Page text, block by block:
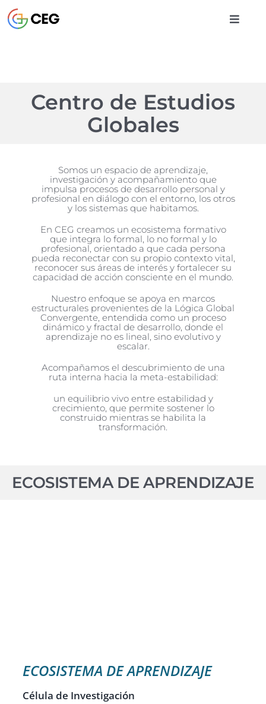
al
contenido
Toggle
CURSOS
CONTACTO
ENTRAR
Centro de Estudios
Globales
Somos un espacio de aprendizaje,
investigación y acompañamiento que
impulsa procesos de desarrollo personal y
profesional en diálogo con el entorno, los otros
y los sistemas que habitamos.
En CEG creamos un ecosistema formativo
que integra lo formal, lo no formal y lo
profesional, orientado a que cada persona
pueda reconectar con su propio contexto vital,
reconocer sus áreas de interés y fortalecer su
capacidad de acción consciente en el mundo.
Nuestro enfoque se apoya en marcos
estructurales provenientes de la Lógica Global
Convergente, entendida como un proceso
dinámico y fractal de desarrollo, donde el
aprendizaje no es lineal, sino evolutivo y
escalar.
Acompañamos el descubrimiento de una
ruta interna hacia la meta-estabilidad:
un equilibrio vivo entre estabilidad y
crecimiento, que permite sostener lo
construido mientras se habilita la
transformación.
ECOSISTEMA DE APRENDIZAJE
ECOSISTEMA DE APRENDIZAJE
Célula de Investigación